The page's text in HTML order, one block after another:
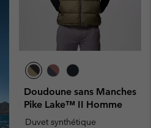
Doudoune sans Manches
Pike Lake™ II Homme
Duvet synthétique